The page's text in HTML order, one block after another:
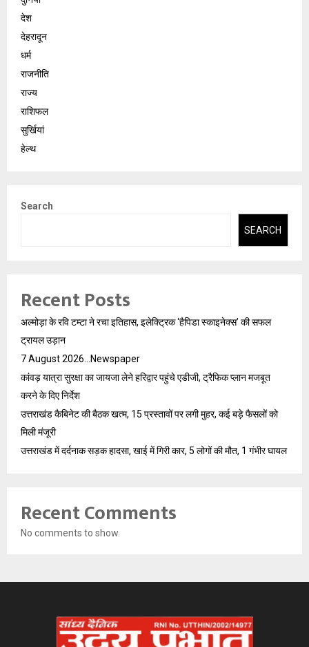
देश
देहरादून
धर्म
राजनीति
राज्य
राशिफल
सुर्खियां
हेल्थ
Search
SEARCH
Recent Posts
अल्मोड़ा के रवि टम्टा ने रचा इतिहास, इलेक्ट्रिक ‘हैपिडा स्काइनेक्स’ की सफल
ट्रायल उड़ान
7 August 2026…Newspaper
कांवड़ यात्रा सुरक्षा का जायजा लेने हरिद्वार पहुंचे एडीजी, ट्रैफिक प्लान मजबूत
करने के दिए निर्देश
उत्तराखंड कैबिनेट की बैठक खत्म, 15 प्रस्तावों पर लगी मुहर, कई बड़े फैसलों को
मिली मंजूरी
उत्तराखंड में दर्दनाक सड़क हादसा, खाई में गिरी कार, 5 लोगों की मौत, 1 गंभीर घायल
Recent Comments
No comments to show.